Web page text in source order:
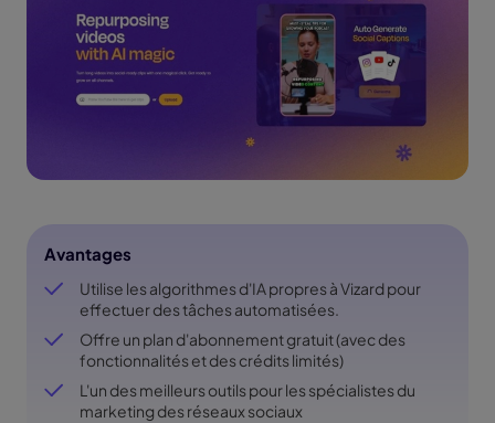
Avantages
Utilise les algorithmes d'IA propres à Vizard pour
effectuer des tâches automatisées.
Offre un plan d'abonnement gratuit (avec des
fonctionnalités et des crédits limités)
L'un des meilleurs outils pour les spécialistes du
marketing des réseaux sociaux